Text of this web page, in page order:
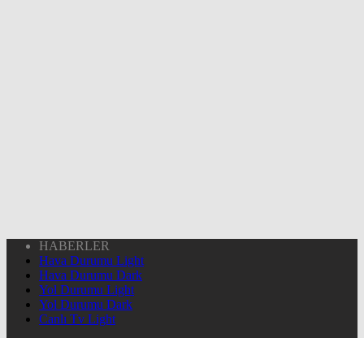
HABERLER
Hava Durumu Light
Hava Durumu Dark
Yol Durumu Light
Yol Durumu Dark
Canlı Tv Light